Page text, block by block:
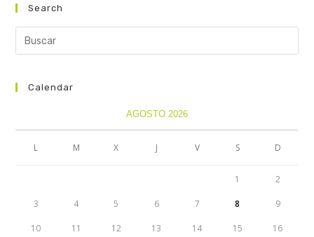
Search
Calendar
AGOSTO 2026
L M X J V S D
1 2
3 4 5 6 7 8 9
10 11 12 13 14 15 16